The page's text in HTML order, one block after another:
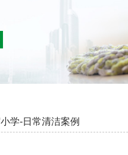
学-日常清洁案例